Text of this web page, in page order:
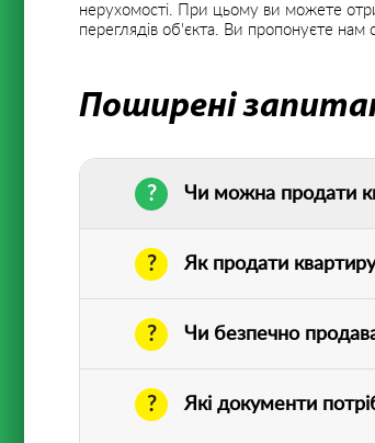
нерухомості. При цьому ви можете
переглядів об'єкта. Ви пропонуєте
Поширені
Чи можна продати
Як продати
Чи безпечно
Які документи